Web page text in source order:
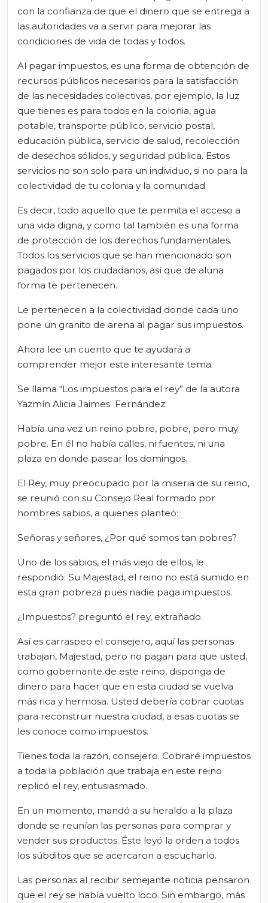
con la confianza de que el dinero que se entrega a
las autoridades va a servir para mejorar las
condiciones de vida de todas y todos.
Al pagar impuestos, es una forma de obtención de
recursos públicos necesarios para la satisfacción
de las necesidades colectivas, por ejemplo, la luz
que tienes es para todos en la colonia, agua
potable, transporte público, servicio postal,
educación pública, servicio de salud, recolección
de desechos sólidos, y seguridad pública. Estos
servicios no son solo para un individuo, si no para la
colectividad de tu colonia y la comunidad.
Es decir, todo aquello que te permita el acceso a
una vida digna, y como tal también es una forma
de protección de los derechos fundamentales.
Todos los servicios que se han mencionado son
pagados por los ciudadanos, así que de aluna
forma te pertenecen.
Le pertenecen a la colectividad donde cada uno
pone un granito de arena al pagar sus impuestos.
Ahora lee un cuento que te ayudará a
comprender mejor este interesante tema.
Se llama “Los impuestos para el rey” de la autora
Yazmín Alicia Jaimes Fernández.
Había una vez un reino pobre, pobre, pero muy
pobre. En él no había calles, ni fuentes, ni una
plaza en donde pasear los domingos.
El Rey, muy preocupado por la miseria de su reino,
se reunió con su Consejo Real formado por
hombres sabios, a quienes planteó:
Señoras y señores, ¿Por qué somos tan pobres?
Uno de los sabios, el más viejo de ellos, le
respondió: Su Majestad, el reino no está sumido en
esta gran pobreza pues nadie paga impuestos.
¿Impuestos? preguntó el rey, extrañado.
Así es carraspeo el consejero, aquí las personas
trabajan, Majestad, pero no pagan para que usted,
como gobernante de este reino, disponga de
dinero para hacer que en esta ciudad se vuelva
más rica y hermosa. Usted debería cobrar cuotas
para reconstruir nuestra ciudad, a esas cuotas se
les conoce como impuestos.
Tienes toda la razón, consejero. Cobraré impuestos
a toda la población que trabaja en este reino
replicó el rey, entusiasmado.
En un momento, mandó a su heraldo a la plaza
donde se reunían las personas para comprar y
vender sus productos. Éste leyó la orden a todos
los súbditos que se acercaron a escucharlo.
Las personas al recibir semejante noticia pensaron
que el rey se había vuelto loco. Sin embargo, más